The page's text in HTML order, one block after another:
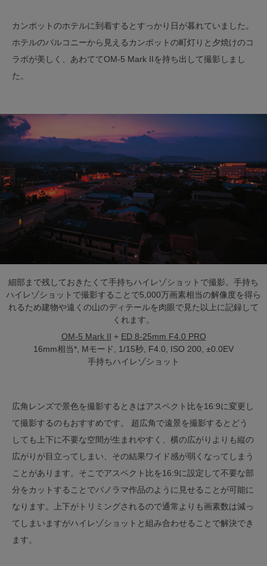
カンポットのホテルに到着するとすっかり日が暮れていました。
ホテルのバルコニーから見えるカンポットの町灯りと夕焼けのコ
ラボが美しく、あわててOM-5 Mark IIを持ち出して撮影しまし
た。
細部まで残しておきたくて手持ちハイレゾショットで撮影。手持ち
ハイレゾショットで撮影することで5,000万画素相当の解像度を得ら
れるため建物や遠くの山のディテールを肉眼で見た以上に記録して
くれます。
OM-5 Mark II + ED 8-25mm F4.0 PRO
16mm相当*, Mモード, 1/15秒, F4.0, ISO 200, ±0.0EV
手持ちハイレゾショット
広角レンズで景色を撮影するときはアスペクト比を16:9に変更し
て撮影するのもおすすめです。 超広角で遠景を撮影するとどう
しても上下に不要な空間が生まれやすく、横の広がりよりも縦の
広がりが目立ってしまい、その結果ワイド感が弱くなってしまう
ことがあります。そこでアスペクト比を16:9に設定して不要な部
分をカットすることでパノラマ作品のように見せることが可能に
なります。上下がトリミングされるので通常よりも画素数は減っ
てしまいますがハイレゾショットと組み合わせることで解決でき
ます。